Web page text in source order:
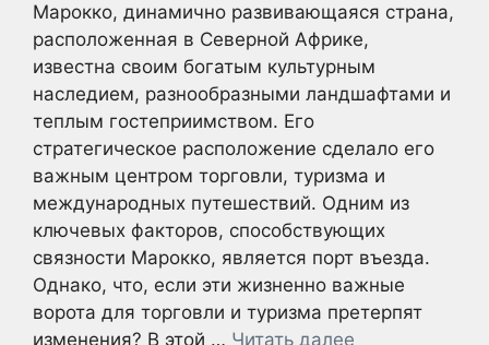
Марокко, динамично развивающаяся страна,
расположенная в Северной Африке,
известна своим богатым культурным
наследием, разнообразными ландшафтами и
теплым гостеприимством. Его
стратегическое расположение сделало его
важным центром торговли, туризма и
международных путешествий. Одним из
ключевых факторов, способствующих
связности Марокко, является порт въезда.
Однако, что, если эти жизненно важные
ворота для торговли и туризма претерпят
изменения? В этой … Читать далее